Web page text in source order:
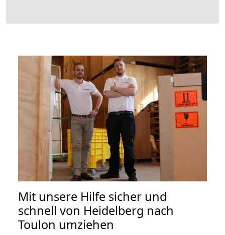
Mit unsere Hilfe sicher und
schnell von Heidelberg nach
Toulon umziehen